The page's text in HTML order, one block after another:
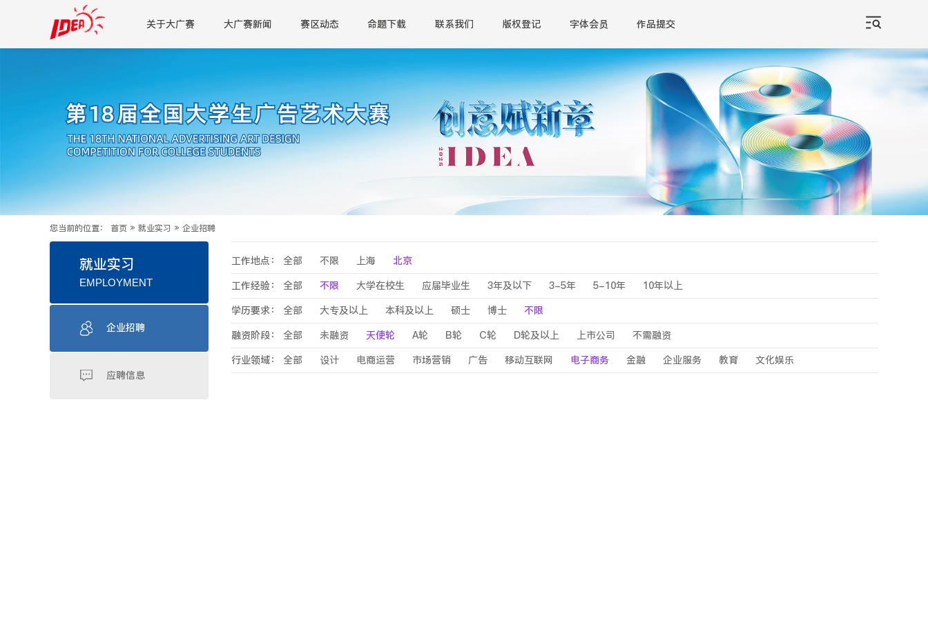
关于大广赛 大广赛新闻 赛区动态 命题下载 联系我们 版权登记 字体会员 作品提交
您当前的位置： 首页 » 就业实习 » 企业招聘
就业实习
EMPLOYMENT
企业招聘
应聘信息
工作地点： 全部 不限 上海 北京
工作经验： 全部 不限 大学在校生 应届毕业生 3年及以下 3-5年 5-10年 10年以上
学历要求： 全部 大专及以上 本科及以上 硕士 博士 不限
融资阶段： 全部 未融资 天使轮 A轮 B轮 C轮 D轮及以上 上市公司 不需融资
行业领域： 全部 设计 电商运营 市场营销 广告 移动互联网 电子商务 金融 企业服务 教育 文化娱乐